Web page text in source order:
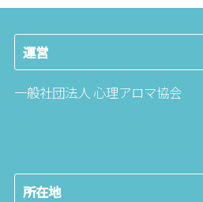
運営
一般社団法人 心理アロマ協会
所在地